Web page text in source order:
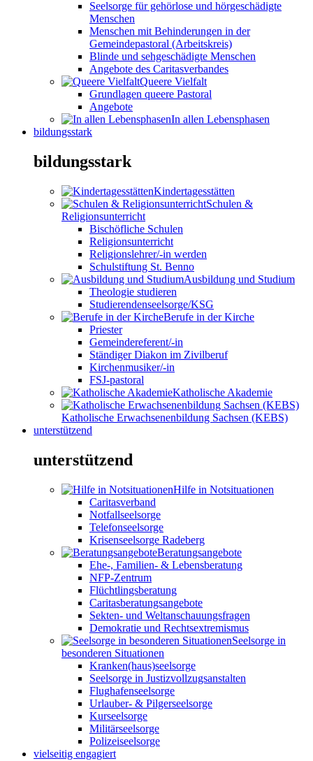
Seelsorge für gehörlose und hörgeschädigte
Menschen
Menschen mit Behinderungen in der
Gemeindepastoral (Arbeitskreis)
Blinde und sehgeschädigte Menschen
Angebote des Caritasverbandes
Queere Vielfalt
Grundlagen queere Pastoral
Angebote
In allen Lebensphasen
bildungsstark
bildungsstark
Kindertagesstätten
Schulen &
Religionsunterricht
Bischöfliche Schulen
Religionsunterricht
Religionslehrer/-in werden
Schulstiftung St. Benno
Ausbildung und Studium
Theologie studieren
Studierendenseelsorge/KSG
Berufe in der Kirche
Priester
Gemeindereferent/-in
Ständiger Diakon im Zivilberuf
Kirchenmusiker/-in
FSJ-pastoral
Katholische Akademie
Katholische Erwachsenenbildung Sachsen (KEBS)
unterstützend
unterstützend
Hilfe in Notsituationen
Caritasverband
Notfallseelsorge
Telefonseelsorge
Krisenseelsorge Radeberg
Beratungsangebote
Ehe-, Familien- & Lebensberatung
NFP-Zentrum
Flüchtlingsberatung
Caritasberatungsangebote
Sekten- und Weltanschauungsfragen
Demokratie und Rechtsextremismus
Seelsorge in
besonderen Situationen
Kranken(haus)seelsorge
Seelsorge in Justizvollzugsanstalten
Flughafenseelsorge
Urlauber- & Pilgerseelsorge
Kurseelsorge
Militärseelsorge
Polizeiseelsorge
vielseitig engagiert